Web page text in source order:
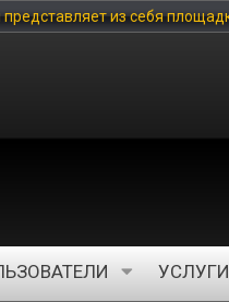
площадку, на которой
УСЛУГИ